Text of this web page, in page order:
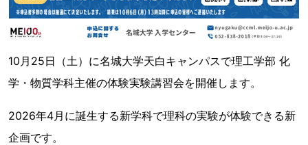
10月25日（土）に名城大学天白キャンパスで理工学部 化
学・物質学科主催の体験実験講習会を開催します。
2026年4月に誕生する新学科で理科の実験が体験できる新
企画です。